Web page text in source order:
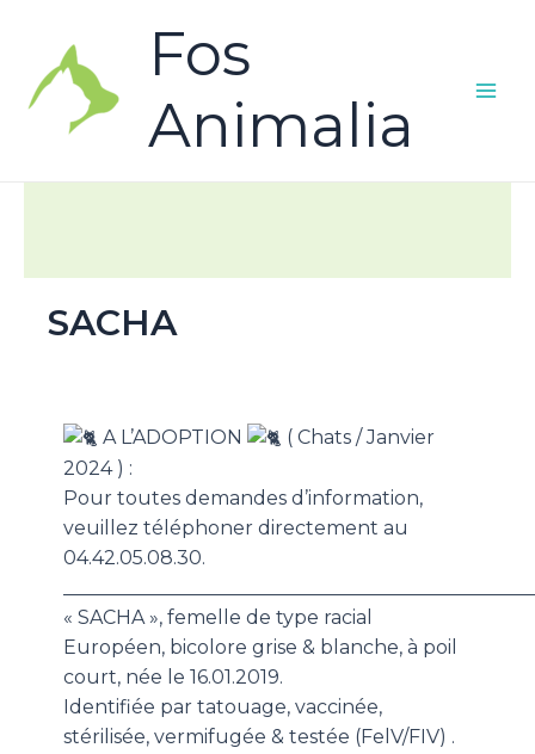
Fos
Animalia
SACHA
A L’ADOPTION
( Chats / Janvier
2024 ) :
Pour toutes demandes d’information,
veuillez téléphoner directement au
04.42.05.08.30.
« SACHA », femelle de type racial
Européen, bicolore grise & blanche, à poil
court, née le 16.01.2019.
Identifiée par tatouage, vaccinée,
stérilisée, vermifugée & testée (FelV/FIV) .